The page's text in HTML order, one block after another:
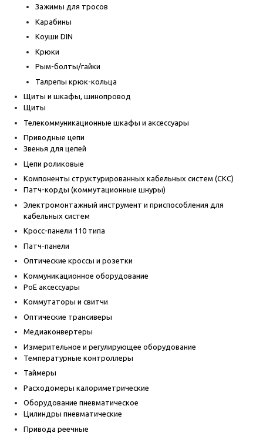
Зажимы для тросов
Карабины
Коуши DIN
Крюки
Рым-болты/гайки
Талрепы крюк-кольца
Щиты и шкафы, шинопровод
Щиты
Телекоммуникационные шкафы и аксессуары
Приводные цепи
Звенья для цепей
Цепи роликовые
Компоненты структурированных кабельных систем (СКС)
Патч-корды (коммутационные шнуры)
Электромонтажный инструмент и приспособления для
кабельных систем
Кросс-панели 110 типа
Патч-панели
Оптические кроссы и розетки
Коммуникационное оборудование
PoE аксессуары
Коммутаторы и свитчи
Оптические трансиверы
Медиаконвертеры
Измерительное и регулирующее оборудование
Температурные контроллеры
Таймеры
Расходомеры калориметрические
Оборудование пневматическое
Цилиндры пневматические
Привода реечные